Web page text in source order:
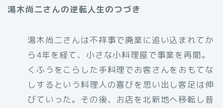
湯木尚二さんの逆転人生のつづき
湯木尚二さんは不祥事で廃業に追い込まれてか
ら4年を経て、小さな小料理屋で事業を再開。
くふうをこらした手料理でお客さんをおもてな
しするという料理人の喜びを思い出し客足は伸
びていった。その後、お店を北新地へ移転し昔